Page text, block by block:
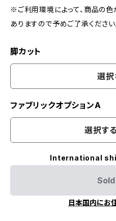
※ご利用環境によって、商品の
ありますので予めご了承ください
脚カット
選択
ファブリックオプションA
選択する
International
日本国内にお